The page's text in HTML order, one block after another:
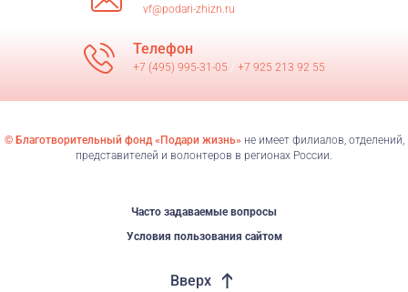
vf@podari-zhizn.ru
Телефон
+7 (495) 995-31-05 +7 925 213 92 55
© Благотворительный фонд «Подари жизнь»не имеет филиалов, отделений,
представителей и волонтеров в регионах России.
Часто задаваемые вопросы
Условия пользования сайтом
Вверх